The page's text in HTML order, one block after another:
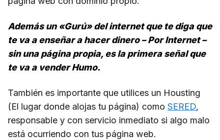
Además un «Gurú» del internet que te diga que
te va a enseñar a hacer dinero – Por Internet –
sin una página propia, es la primera señal que
te va a vender Humo.
También es importante que utilices un Housting
(El lugar donde alojas tu página) como SERED,
responsable y con servicio inmediato si algo malo
está ocurriendo con tus página web.